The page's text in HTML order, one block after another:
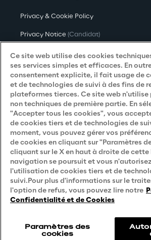
Privacy & Cookie Policy
Privacy Notice (Candidat)
Privacy Notice (Client)
Privacy Notice (Fournisseur)
Privacy Notice(Marketing)
Accessibility Statement
Careers
Contacts
Reply © 2026
Ce site web utilise des cookies
ses services simples et efficaces. En
consentement explicite, il fait usage de
et de technologies de suivi à des fins de
plateformes tierces. Ce site web n'utilise
non techniques de première partie. En
"Accepter tous les cookies", vous
de cookies tiers et de technologies de
moment, vous pouvez gérer vos
de cookies en cliquant sur "Paramètres
cliquant sur le X en haut à droite de
navigation se poursuit et vous
l'utilisation de cookies tiers et de
suivi.Pour plus d'informations sur le
l'option de refus, vous pouvez lire notre
Confidentialité et de Cookies
Paramètres des
cookies